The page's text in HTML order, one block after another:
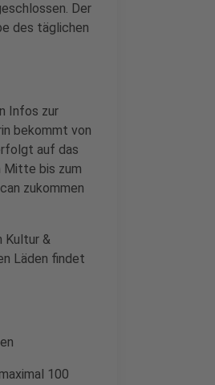
Der
des täglichen
Infos zur
bekommt von
auf das
Mitte bis zum
zukommen
Kultur &
Läden findet
100